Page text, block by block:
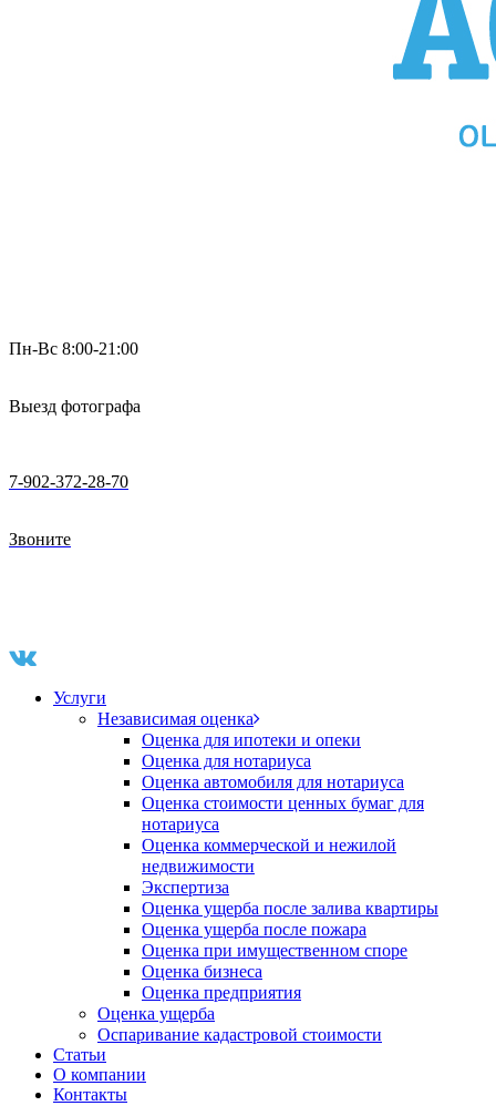
Пн-Вс 8:00-21:00
Выезд фотографа
7-902-372-28-70
Звоните
Услуги
Независимая оценка
Оценка для ипотеки и опеки
Оценка для нотариуса
Оценка автомобиля для нотариуса
Оценка стоимости ценных бумаг для
нотариуса
Оценка коммерческой и нежилой
недвижимости
Экспертиза
Оценка ущерба после залива квартиры
Оценка ущерба после пожара
Оценка при имущественном споре
Оценка бизнеса
Оценка предприятия
Оценка ущерба
Оспаривание кадастровой стоимости
Статьи
О компании
Контакты